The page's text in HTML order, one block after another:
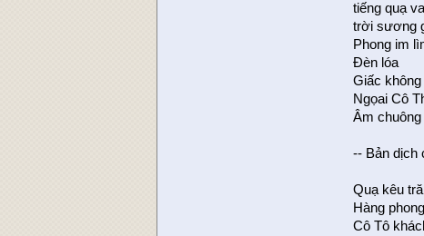
tiếng quạ
trời sương
Phong im
Đèn lóa
Giấc không
Ngọai Cô
Âm
-- Bản dịch
Quạ kêu
Hàng
Cô Tô